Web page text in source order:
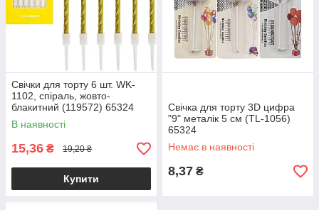
Свічки для торту 6 шт. WK-
1102, спіраль, жовто-
блакитний (119572) 65324
В наявності
15,36 ₴ 19,20 ₴
Купити
Свічка для торту 3D цифра
"9" металік 5 см (TL-1056)
65324
Немає в наявності
8,37 ₴